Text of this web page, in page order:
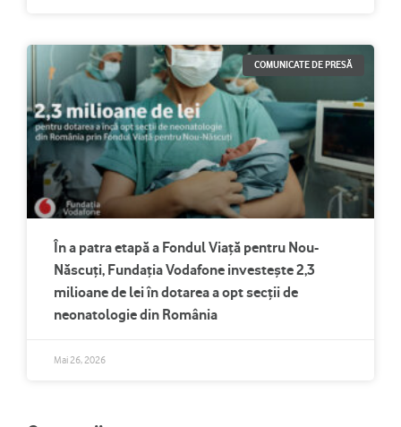
COMUNICATE DE PRESĂ
În a patra etapă a Fondul Viață pentru Nou-
Născuți, Fundația Vodafone investește 2,3
milioane de lei în dotarea a opt secții de
neonatologie din România
Mai 26, 2026